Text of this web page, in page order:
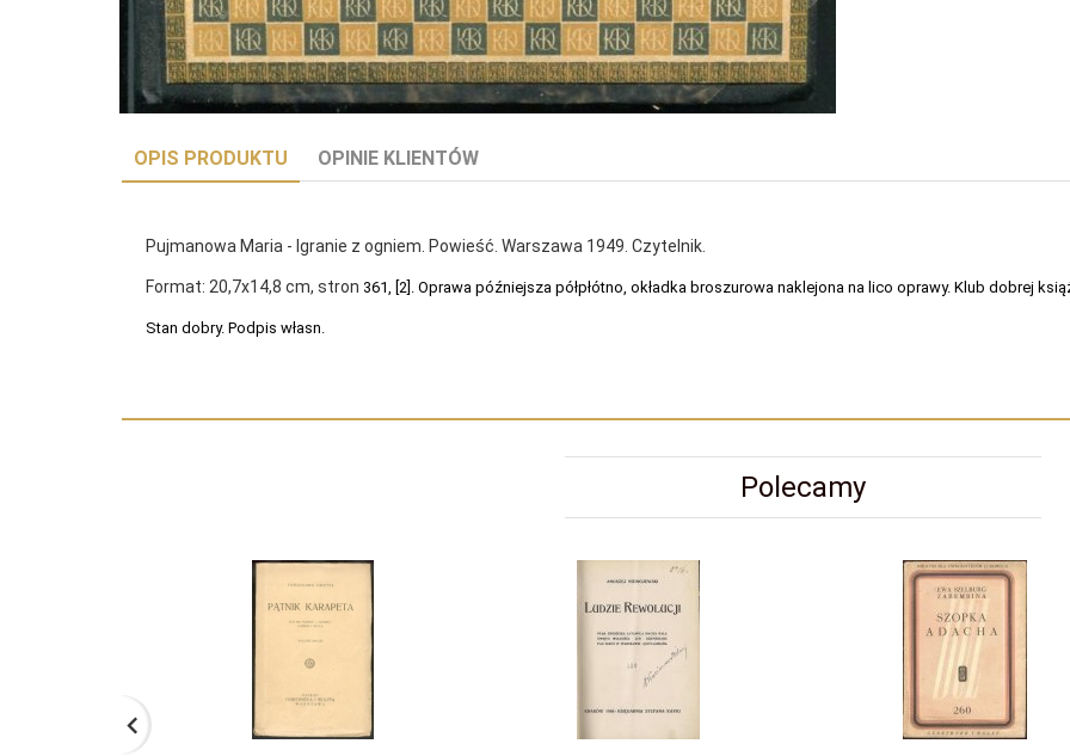
OPIS PRODUKTU OPINIE KLIENTÓW
Pujmanowa Maria - Igranie z ogniem. Powieść. Warszawa 1949. Czytelnik.
Format: 20,7x14,8 cm, stron 361, [2]. Oprawa późniejsza półpłótno, okładka broszurowa naklejona na lico oprawy. Klub dobrej
Stan dobry. Podpis własn.
Polecamy